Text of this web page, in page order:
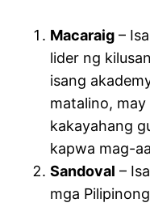
Macaraig –
lider ng
isang
matalino,
kakayahang
kapwa mag-
Sandoval –
mga